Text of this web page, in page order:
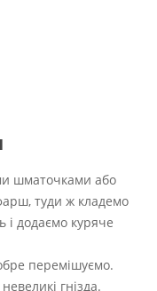
шматочками або
туди ж кладемо
і додаємо куряче
перемішуємо.
гнізда.